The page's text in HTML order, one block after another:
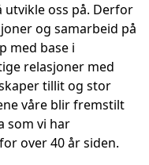
utvikle oss på. Derfor
og samarbeid på
med base i
relasjoner med
tillit og stor
våre blir fremstilt
som vi har
over 40 år siden.